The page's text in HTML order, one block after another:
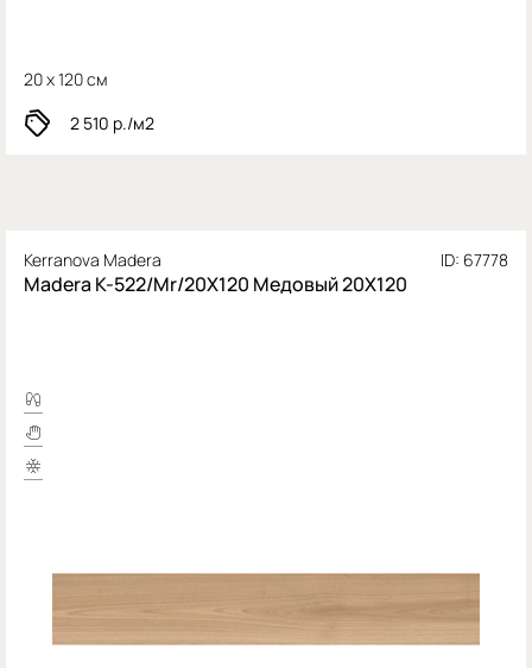
20 x 120 см
2 510 р./м2
Kerranova Madera ID: 67778
Madera K-522/Mr/20X120 Медовый 20X120